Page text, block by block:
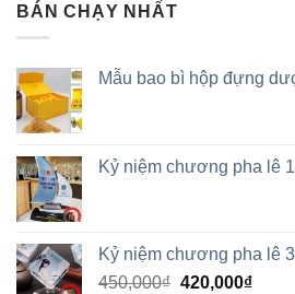
BÁN CHẠY NHẤT
Mẫu bao bì hộp đựng
Kỷ niệm chương pha lê
Kỷ niệm chương pha lê
450,000₫ 420,000₫